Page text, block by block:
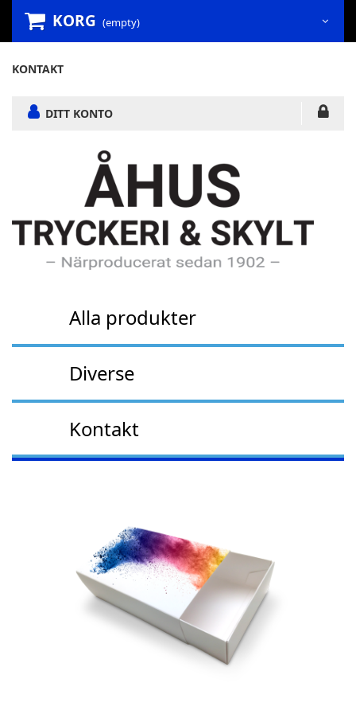
KORG (empty)
KONTAKT
DITT KONTO
Alla produkter
Diverse
Kontakt